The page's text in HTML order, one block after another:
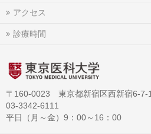
アクセス
診療時間
〒160-0023 東京都新宿区西新宿6-7-
03-3342-6111
平日（月～金）9：00～16：00